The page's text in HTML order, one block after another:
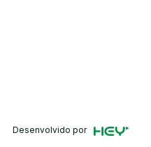
Desenvolvido por